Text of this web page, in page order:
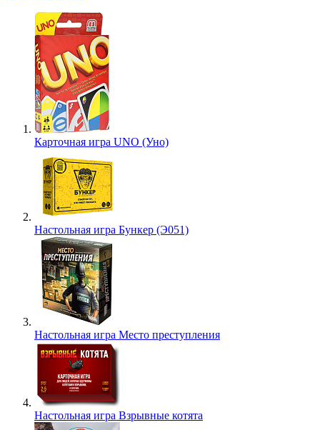
Карточная игра UNO (Уно)
Настольная игра Бункер (Э051)
Настольная игра Место преступления
Настольная игра Взрывные котята